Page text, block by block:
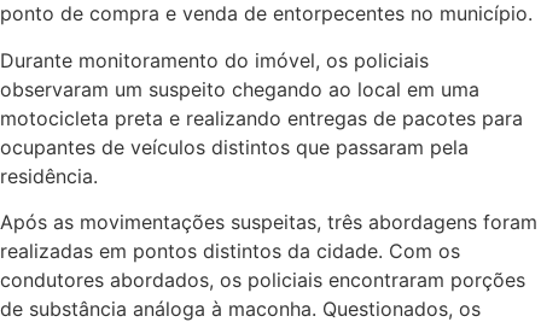
ponto de compra e venda de entorpecentes no município.
Durante monitoramento do imóvel, os policiais
observaram um suspeito chegando ao local em uma
motocicleta preta e realizando entregas de pacotes para
ocupantes de veículos distintos que passaram pela
residência.
Após as movimentações suspeitas, três abordagens foram
realizadas em pontos distintos da cidade. Com os
condutores abordados, os policiais encontraram porções
de substância análoga à maconha. Questionados, os